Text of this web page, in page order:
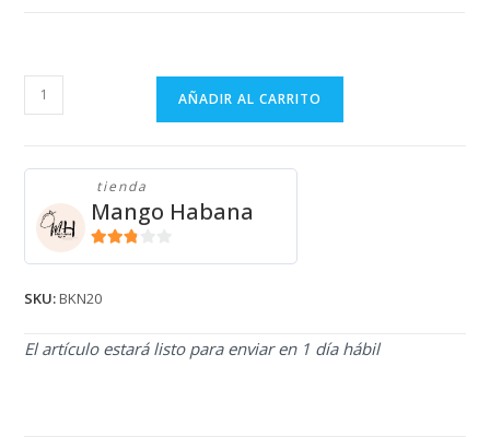
BIKINI
BKN20
AÑADIR AL CARRITO
tienda
Mango Habana
SKU:BKN20
El artículo estará listo para enviar en 1 día hábil